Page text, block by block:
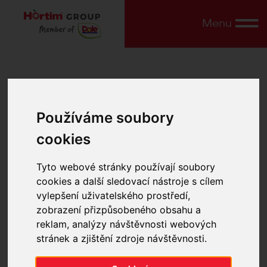
Používáme soubory
cookies
Tyto webové stránky používají soubory
cookies a další sledovací nástroje s cílem
vylepšení uživatelského prostředí,
zobrazení přizpůsobeného obsahu a
reklam, analýzy návštěvnosti webových
stránek a zjištění zdroje návštěvnosti.
Menu
přeprava
Logistika a
přeprava